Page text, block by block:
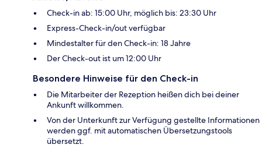
Check-in ab: 15:00 Uhr, möglich bis: 23:30 Uhr
Express-Check-in/out verfügbar
Mindestalter für den Check-in: 18 Jahre
Der Check-out ist um 12:00 Uhr
Besondere Hinweise für den Check-in
Die Mitarbeiter der Rezeption heißen dich bei deiner
Ankunft willkommen.
Von der Unterkunft zur Verfügung gestellte Informationen
werden ggf. mit automatischen Übersetzungstools
übersetzt.